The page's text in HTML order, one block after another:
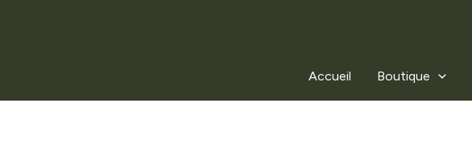
Accueil Boutique